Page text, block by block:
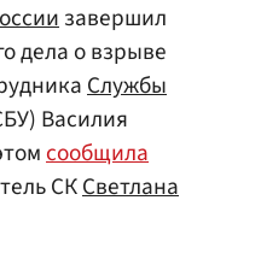
завершил
дела о взрыве
Службы
Василия
сообщила
СКСветлана